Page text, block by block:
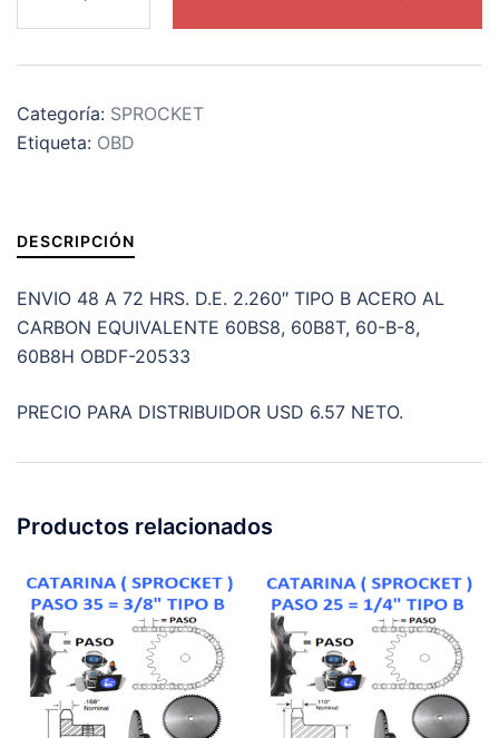
PASO
60
8
DIENTES
cantidad
Categoría: SPROCKET
Etiqueta: OBD
DESCRIPCIÓN
ENVIO 48 A 72 HRS. D.E. 2.260″ TIPO B ACERO AL
CARBON EQUIVALENTE 60BS8, 60B8T, 60-B-8,
60B8H OBDF-20533
PRECIO PARA DISTRIBUIDOR USD 6.57 NETO.
Productos relacionados